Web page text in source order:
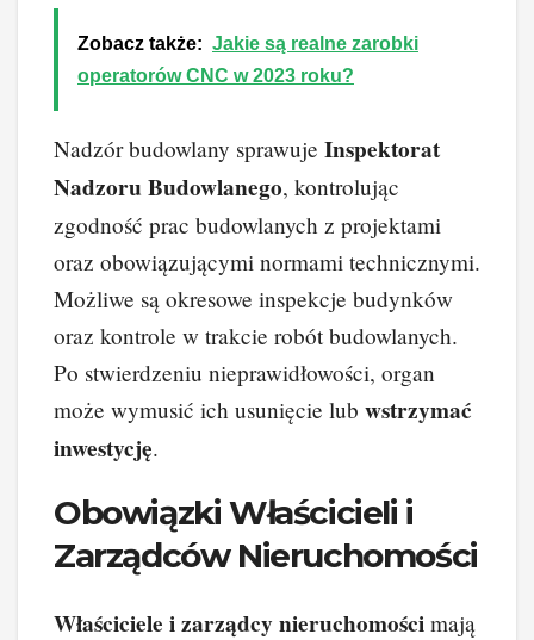
Zobacz także: Jakie są realne zarobki
operatorów CNC w 2023 roku?
Nadzór budowlany sprawuje Inspektorat
Nadzoru Budowlanego, kontrolując
zgodność prac budowlanych z projektami
oraz obowiązującymi normami technicznymi.
Możliwe są okresowe inspekcje budynków
oraz kontrole w trakcie robót budowlanych.
Po stwierdzeniu nieprawidłowości, organ
może wymusić ich usunięcie lub wstrzymać
inwestycję.
Obowiązki Właścicieli i
Zarządców Nieruchomości
Właściciele i zarządcy nieruchomości mają